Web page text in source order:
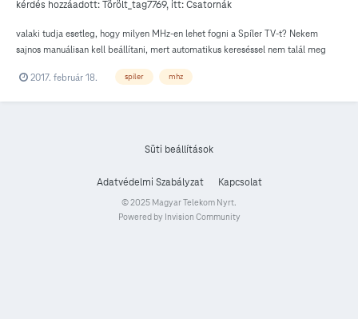
kérdés hozzáadott:Törölt_tag7769, itt:Csatornák
valaki tudja esetleg, hogy milyen MHz-en lehet fogni a Spíler TV-t? Nekem
sajnos manuálisan kell beállítani, mert automatikus kereséssel nem talál meg
2017. február 18.
spíler mhz
Süti beállítások
Adatvédelmi Szabályzat Kapcsolat
© 2025 Magyar Telekom Nyrt.
Powered by Invision Community